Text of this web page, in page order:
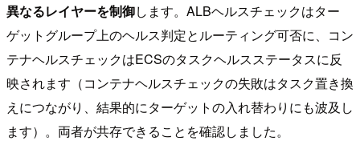
異なるレイヤーを制御します。ALBヘルスチェックはター
ゲットグループ上のヘルス判定とルーティング可否に、コン
テナヘルスチェックはECSのタスクヘルスステータスに反
映されます（コンテナヘルスチェックの失敗はタスク置き換
えにつながり、結果的にターゲットの入れ替わりにも波及し
ます）。両者が共存できることを確認しました。